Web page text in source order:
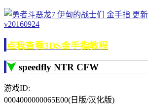
点我查看3DS金手指教程
speedfly NTR CFW
游戏ID:
0004000000065E00(日版/汉化版)